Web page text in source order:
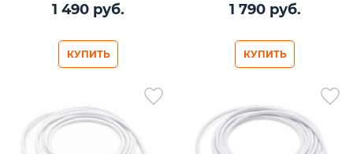
1 490 руб.
КУПИТЬ
1 790 руб.
КУПИТЬ